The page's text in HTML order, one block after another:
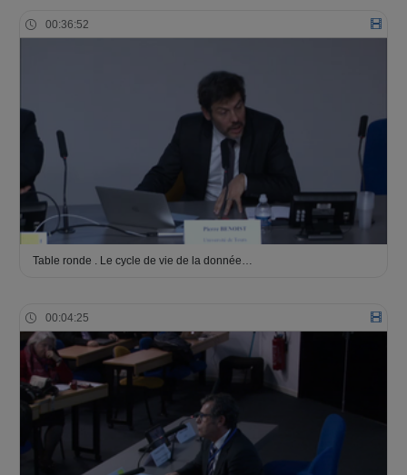
00:36:52
Table ronde . Le cycle de vie de la donnée…
00:04:25